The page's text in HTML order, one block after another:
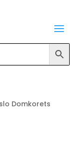
Domkorets